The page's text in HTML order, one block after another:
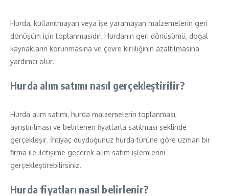
Hurda, kullanılmayan veya işe yaramayan malzemelerin geri
dönüşüm için toplanmasıdır. Hurdanın geri dönüşümü, doğal
kaynakların korunmasına ve çevre kirliliğinin azaltılmasına
yardımcı olur.
Hurda alım satımı nasıl gerçekleştirilir?
Hurda alım satımı, hurda malzemelerin toplanması,
ayrıştırılması ve belirlenen fiyatlarla satılması şeklinde
gerçekleşir. İhtiyaç duyduğunuz hurda türüne göre uzman bir
firma ile iletişime geçerek alım satım işlemlerini
gerçekleştirebilirsiniz.
Hurda fiyatları nasıl belirlenir?